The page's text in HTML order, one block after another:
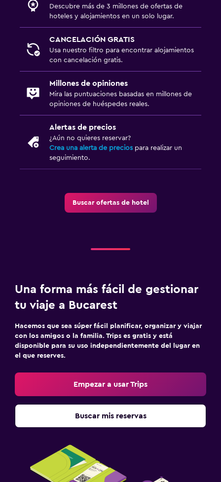
Descubre más de 3 millones de ofertas de
hoteles y alojamientos en un solo lugar.
CANCELACIÓN GRATIS
Usa nuestro filtro para encontrar alojamientos
con cancelación gratis.
Millones de opiniones
Mira las puntuaciones basadas en millones de
opiniones de huéspedes reales.
Alertas de precios
¿Aún no quieres reservar?
Crea una alerta de precios para realizar un
seguimiento.
Buscar ofertas de hotel
Una forma más fácil de gestionar
tu viaje a Bucarest
Hacemos que sea súper fácil planificar, organizar y viajar
con los amigos o la familia. Trips es gratis y está
disponible para su uso independientemente del lugar en
el que reserves.
Empezar a usar Trips
Buscar mis reservas